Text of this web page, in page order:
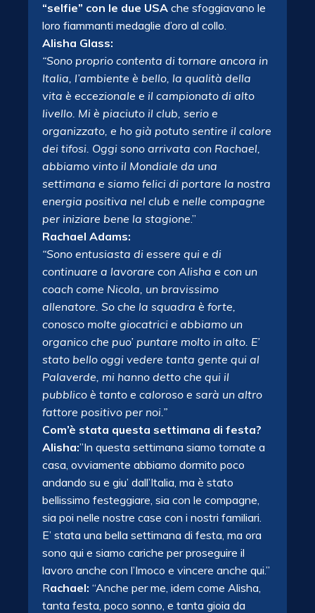
“selfie” con le due USA che sfoggiavano le
loro fiammanti medaglie d’oro al collo.
Alisha Glass:
“Sono proprio contenta di tornare ancora in
Italia, l’ambiente è bello, la qualità della
vita è eccezionale e il campionato di alto
livello. Mi è piaciuto il club, serio e
organizzato, e ho già potuto sentire il calore
dei tifosi. Oggi sono arrivata con Rachael,
abbiamo vinto il Mondiale da una
settimana e siamo felici di portare la nostra
energia positiva nel club e nelle compagne
per iniziare bene la stagione.”
Rachael Adams:
“Sono entusiasta di essere qui e di
continuare a lavorare con Alisha e con un
coach come Nicola, un bravissimo
allenatore. So che la squadra è forte,
conosco molte giocatrici e abbiamo un
organico che puo’ puntare molto in alto. E’
stato bello oggi vedere tanta gente qui al
Palaverde, mi hanno detto che qui il
pubblico è tanto e caloroso e sarà un altro
fattore positivo per noi.”
Com’è stata questa settimana di festa?
Alisha:”In questa settimana siamo tornate a
casa, ovviamente abbiamo dormito poco
andando su e giu’ dall’Italia, ma è stato
bellissimo festeggiare, sia con le compagne,
sia poi nelle nostre case con i nostri familiari.
E’ stata una bella settimana di festa, ma ora
sono qui e siamo cariche per proseguire il
lavoro anche con l’Imoco e vincere anche qui.”
Rachael: “Anche per me, idem come Alisha,
tanta festa, poco sonno, e tanta gioia da